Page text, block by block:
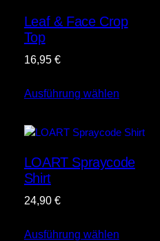
Leaf & Face Crop
Top
16,95 €
Ausführung wählen
LOART Spraycode
Shirt
24,90 €
Ausführung wählen